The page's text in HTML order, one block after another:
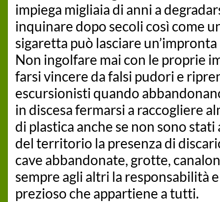
impiega migliaia di anni a
inquinare dopo secoli così come
sigaretta può lasciare
Non ingolfare mai con le proprie
farsi vincere da falsi pudori e
escursionisti quando
in discesa fermarsi a raccogliere
di plastica anche se non sono
del territorio la presenza di
cave abbandonate, grotte,
sempre agli altri la responsabilità
prezioso che appartiene a tutti.